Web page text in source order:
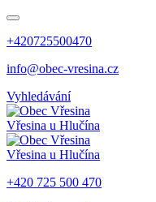
+420725500470
info@obec-vresina.cz
Vyhledávání
Vřesina u Hlučína
Vřesina u Hlučína
+420 725 500 470